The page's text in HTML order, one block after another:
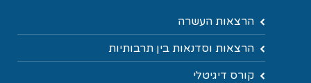
הרצאות העשרה
הרצאות וסדנאות בין תרבותיות
קורס דיגיטלי